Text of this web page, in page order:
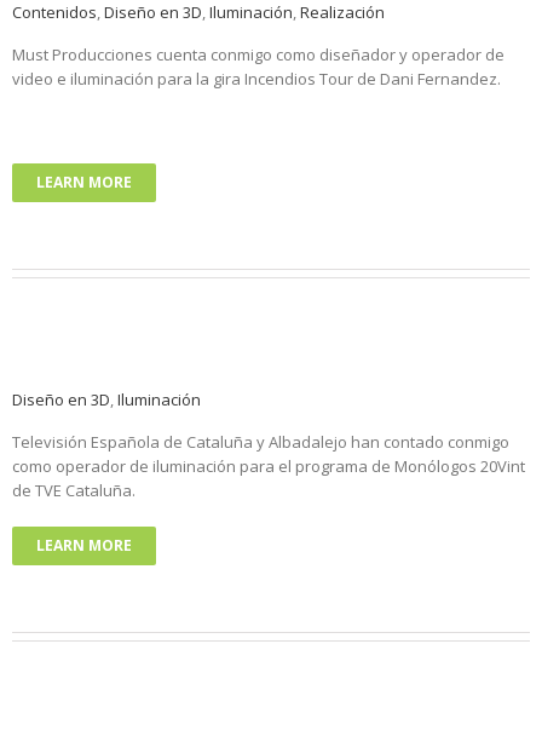
Contenidos,Diseño en 3D,Iluminación,Realización
Must Producciones cuenta conmigo como diseñador y operador de
video e iluminación para la gira Incendios Tour de Dani Fernandez.
LEARN MORE
Diseño en 3D,Iluminación
Televisión Española de Cataluña y Albadalejo han contado conmigo
como operador de iluminación para el programa de Monólogos 20Vint
de TVE Cataluña.
LEARN MORE